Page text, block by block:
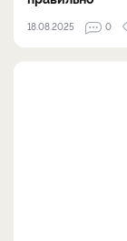
18.08.2025 0